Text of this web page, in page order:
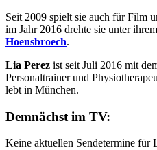
Seit 2009 spielt sie auch für Film
im Jahr 2016 drehte sie unter
Hoensbroech.
Lia Perez ist seit Juli 2016 mit
Personaltrainer und
lebt in München.
Demnächst im TV:
Keine aktuellen Sendetermine für